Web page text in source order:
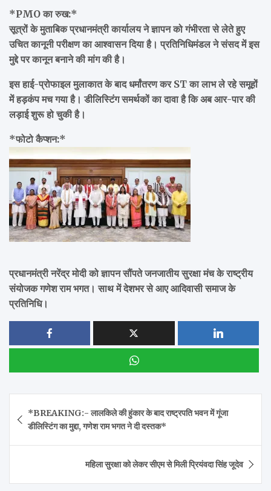
*PMO का रुख:*
सूत्रों के मुताबिक प्रधानमंत्री कार्यालय ने ज्ञापन को गंभीरता से लेते हुए
उचित कानूनी परीक्षण का आश्वासन दिया है। प्रतिनिधिमंडल ने संसद में इस
मुद्दे पर कानून बनाने की मांग की है।
इस हाई-प्रोफाइल मुलाकात के बाद धर्मांतरण कर ST का लाभ ले रहे समूहों
में हड़कंप मच गया है। डीलिस्टिंग समर्थकों का दावा है कि अब आर-पार की
लड़ाई शुरू हो चुकी है।
*फोटो कैप्शन:*
प्रधानमंत्री नरेंद्र मोदी को ज्ञापन सौंपते जनजातीय सुरक्षा मंच के राष्ट्रीय
संयोजक गणेश राम भगत। साथ में देशभर से आए आदिवासी समाज के
प्रतिनिधि।
navigation
*BREAKING:- लालकिले की हुंकार के बाद राष्ट्रपति भवन में गूंजा
डीलिस्टिंग का मुद्दा, गणेश राम भगत ने दी दस्तक*
महिला सुरक्षा को लेकर सीएम से मिली प्रियंवदा सिंह जूदेव